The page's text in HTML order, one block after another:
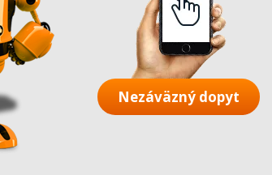
Nezáväzný dopyt